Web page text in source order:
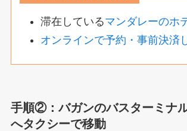
滞在しているマンダレーのホ
オンラインで予約・事前決済
手順②：バガンのバスターミナ
へタクシーで移動